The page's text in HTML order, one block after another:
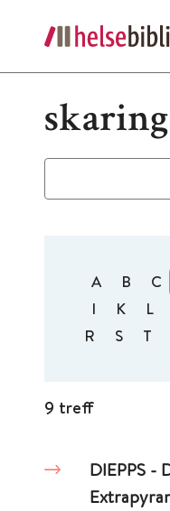
A B C
I
K L
R
S T
9 treff
DIEPPS -